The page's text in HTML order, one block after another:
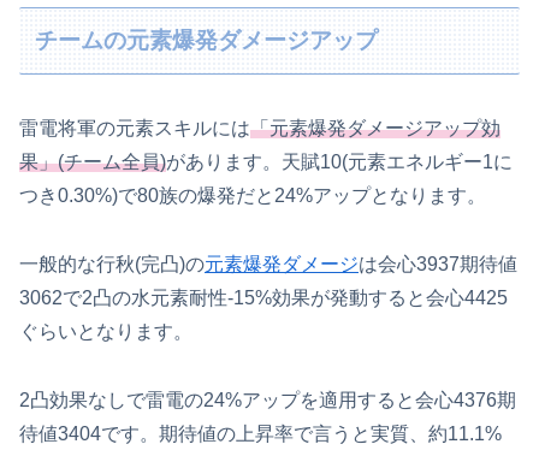
チームの元素爆発ダメージアップ
雷電将軍の元素スキルには「元素爆発ダメージアップ効
果」(チーム全員)があります。天賦10(元素エネルギー1に
つき0.30%)で80族の爆発だと24%アップとなります。
一般的な行秋(完凸)の元素爆発ダメージは会心3937期待値
3062で2凸の水元素耐性-15%効果が発動すると会心4425
ぐらいとなります。
2凸効果なしで雷電の24%アップを適用すると会心4376期
待値3404です。期待値の上昇率で言うと実質、約11.1%